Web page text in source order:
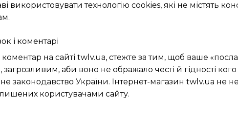
використовувати технологію cookies, які не містять
і коментарі
на сайті twlv.ua, стежте за тим, щоб ваше
аби воно не ображало честі й гідності
законодавство України. Інтернет-магазин twlv.ua не
користувачами сайту.